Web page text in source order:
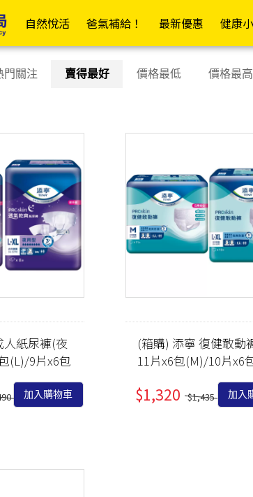
自然悅活 爸氣補給！ 最新優惠 健康
各式
高
糖
腎
癌
療
管
依功能
促進
康復
補氣
舒緩
消化
明亮視
關鍵靈
日常
紓壓
家衛材
OK繃/防水繃
紗布/人工皮/敷料
防水貼/防水薄膜
透氣膠帶/矽膠帶/繃帶
棉(花)棒/棉球/壓舌板
美容膠/疤痕/傷口護理
日常護理
假牙清潔/黏著
塑膠手套/檢診手套
藥盒/餵藥器/切藥器
隱形眼鏡/眼周用品
門關注 賣得最好 價格最低 價格最高
人紙尿褲(夜
(L)/9片x6包
館滿額贈...
加入購物車
(箱購) 添寧 復健敢動
11片x6包(M)/10片x6
(L)_無配合全館滿額贈
$1,320 $1,435 加入